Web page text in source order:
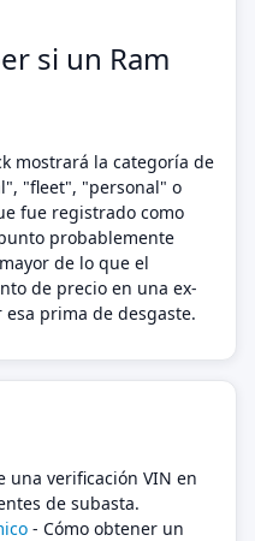
si un Ram
mostrará la categoría de
"fleet", "personal" o
fue registrado como
probablemente
de lo que el
de precio en una ex-
prima de desgaste.
una verificación VIN en
de subasta.
- Cómo obtener un